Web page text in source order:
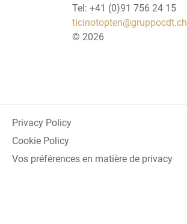
Tel: +41 (0)91 756 24 15
ticinotopten@gruppocdt.ch
© 2026
Privacy Policy
Cookie Policy
Vos préférences en matière de privacy